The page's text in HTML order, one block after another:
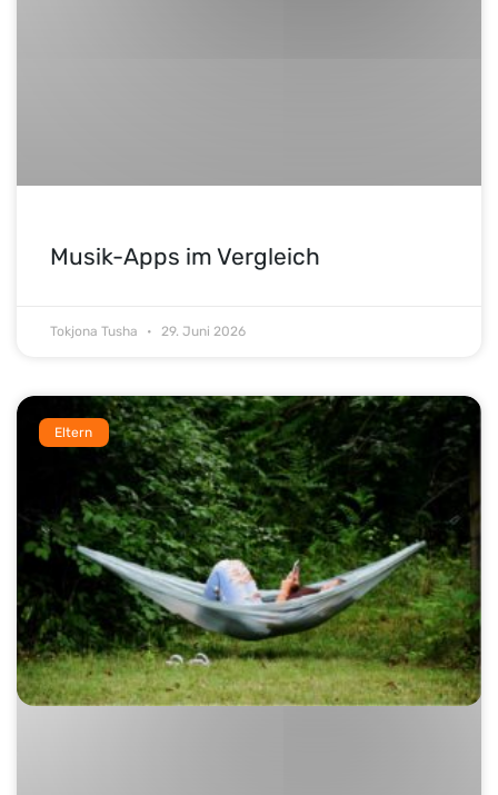
Musik-Apps im Vergleich
Tokjona Tusha 29. Juni 2026
Eltern